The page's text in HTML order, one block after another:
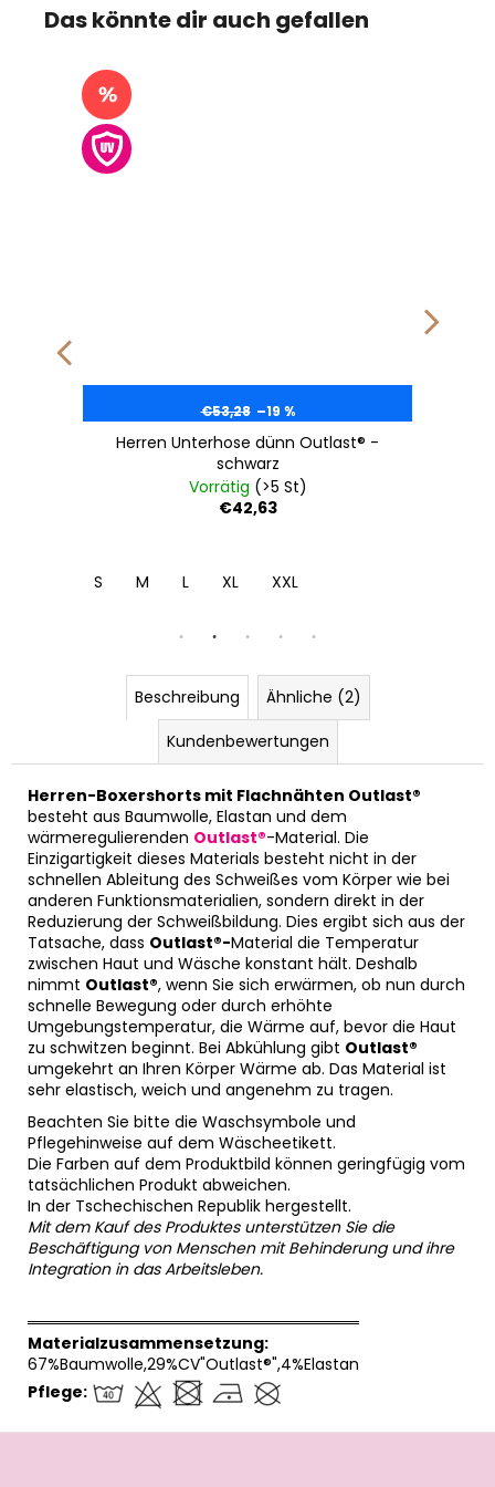
Das könnte dir auch gefallen
€53,28 –19 %
Herren Unterhose dünn Outlast® -
schwarz
Vorrätig (>5 St)
€42,63
S M L XL XXL
Beschreibung
Ähnliche (2)
Kundenbewertungen
Herren-Boxershorts mit Flachnähten Outlast®
besteht aus Baumwolle, Elastan und dem
wärmeregulierenden Outlast®-Material. Die
Einzigartigkeit dieses Materials besteht nicht in der
schnellen Ableitung des Schweißes vom Körper wie bei
anderen Funktionsmaterialien, sondern direkt in der
Reduzierung der Schweißbildung. Dies ergibt sich aus der
Tatsache, dass Outlast®-Material die Temperatur
zwischen Haut und Wäsche konstant hält. Deshalb
nimmt Outlast®, wenn Sie sich erwärmen, ob nun durch
schnelle Bewegung oder durch erhöhte
Umgebungstemperatur, die Wärme auf, bevor die Haut
zu schwitzen beginnt. Bei Abkühlung gibt Outlast®
umgekehrt an Ihren Körper Wärme ab. Das Material ist
sehr elastisch, weich und angenehm zu tragen.
Beachten Sie bitte die Waschsymbole und
Pflegehinweise auf dem Wäscheetikett.
Die Farben auf dem Produktbild können geringfügig vom
tatsächlichen Produkt abweichen.
In der Tschechischen Republik hergestellt.
Mit dem Kauf des Produktes unterstützen Sie die
Beschäftigung von Menschen mit Behinderung und ihre
Integration in das Arbeitsleben.
══════════════════════════════
Materialzusammensetzung:
67%Baumwolle,29%CV"Outlast®",4%Elastan
Pflege: